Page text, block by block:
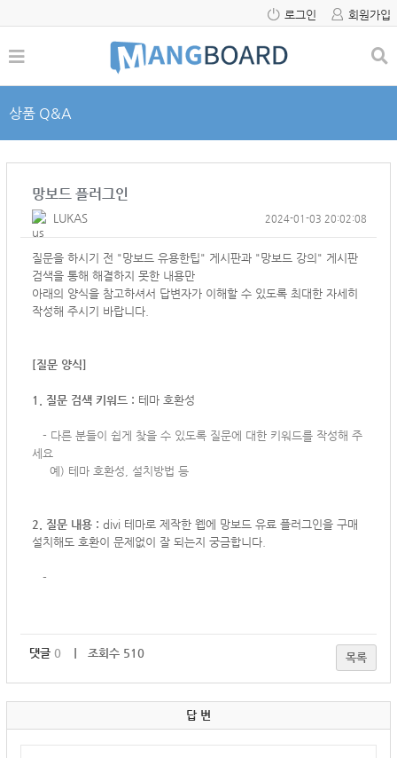
로그인 회원가입
상품 Q&A
망보드 플러그인
LUKAS 2024-01-03 20:02:08
질문을 하시기 전 "망보드 유용한팁" 게시판과 "망보드 강의" 게시판
검색을 통해 해결하지 못한 내용만
아래의 양식을 참고하셔서 답변자가 이해할 수 있도록 최대한 자세히
작성해 주시기 바랍니다.
[질문 양식]
1. 질문 검색 키워드 : 테마 호환성
- 다른 분들이 쉽게 찾을 수 있도록 질문에 대한 키워드를 작성해 주
세요
예) 테마 호환성, 설치방법 등
2. 질문 내용 : divi 테마로 제작한 웹에 망보드 유료 플러그인을 구매
설치해도 호환이 문제없이 잘 되는지 궁금합니다.
-
댓글 0 ｜ 조회수 510 목록
답 변